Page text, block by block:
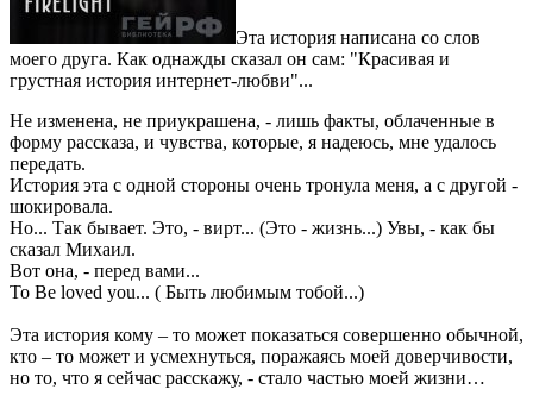
Эта история написана со слов
моего друга. Как однажды сказал он сам: "Красивая и
грустная история интернет-любви"...
Не изменена, не приукрашена, - лишь факты, облаченные в
форму рассказа, и чувства, которые, я надеюсь, мне удалось
передать.
История эта с одной стороны очень тронула меня, а с другой -
шокировала.
Но... Так бывает. Это, - вирт... (Это - жизнь...) Увы, - как бы
сказал Михаил.
Вот она, - перед вами...
To Be loved you... ( Быть любимым тобой...)
Эта история кому – то может показаться совершенно обычной,
кто – то может и усмехнуться, поражаясь моей доверчивости,
но то, что я сейчас расскажу, - стало частью моей жизни…